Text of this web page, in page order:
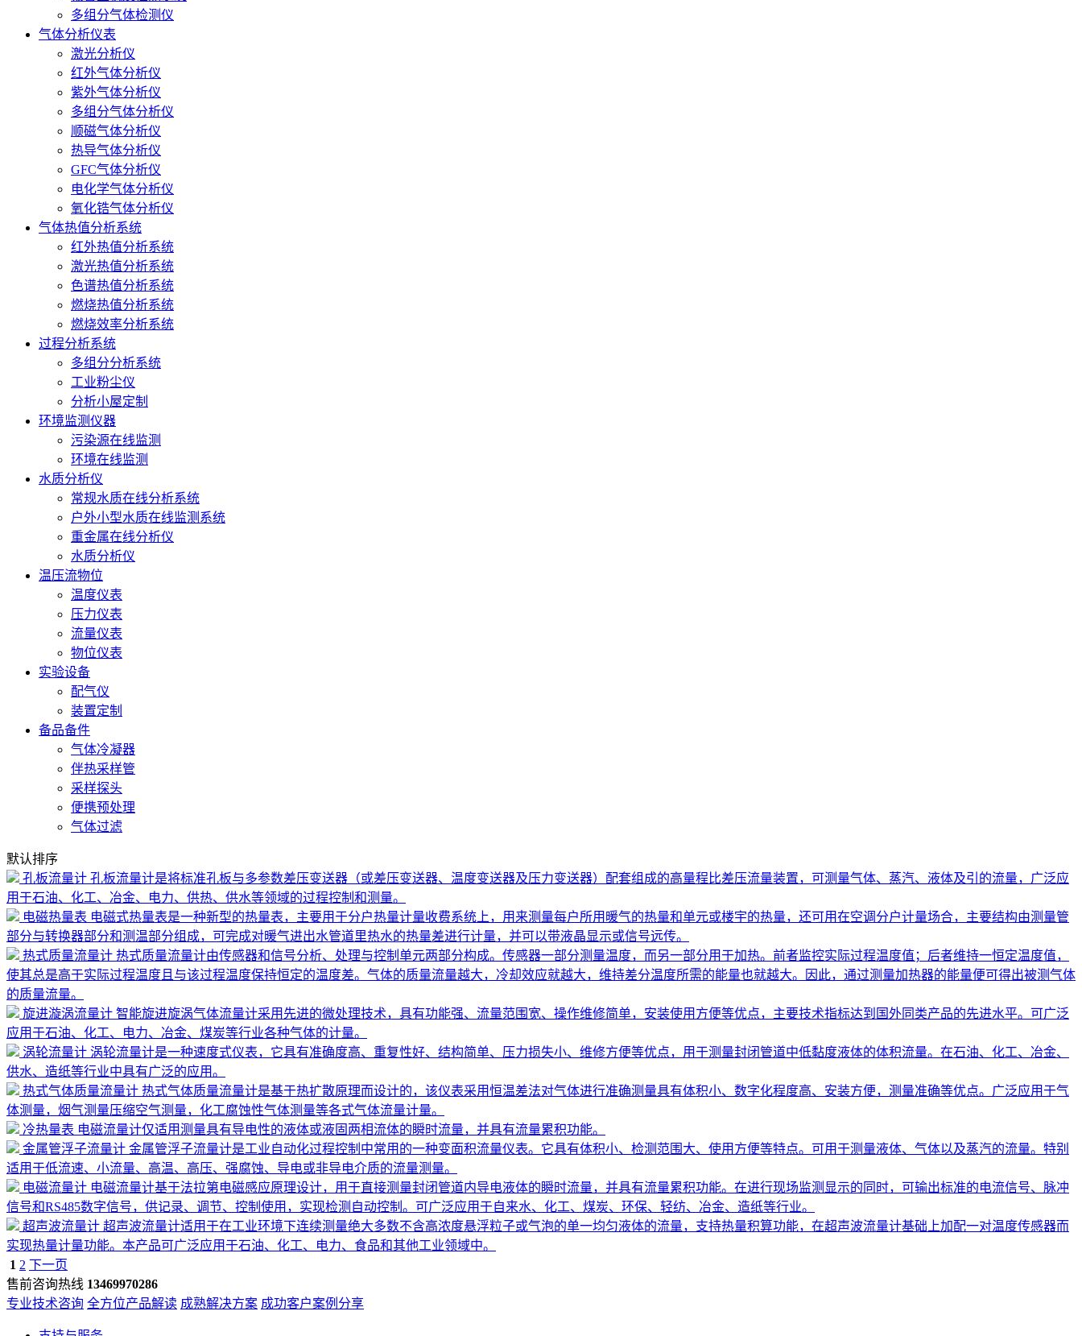
多组分气体检测仪
气体分析仪表
激光分析仪
红外气体分析仪
紫外气体分析仪
多组分气体分析仪
顺磁气体分析仪
热导气体分析仪
GFC气体分析仪
电化学气体分析仪
氧化锆气体分析仪
气体热值分析系统
红外热值分析系统
激光热值分析系统
色谱热值分析系统
燃烧热值分析系统
燃烧效率分析系统
过程分析系统
多组分分析系统
工业粉尘仪
分析小屋定制
环境监测仪器
污染源在线监测
环境在线监测
水质分析仪
常规水质在线分析系统
户外小型水质在线监测系统
重金属在线分析仪
水质分析仪
温压流物位
温度仪表
压力仪表
流量仪表
物位仪表
实验设备
配气仪
装置定制
备品备件
气体冷凝器
伴热采样管
采样探头
便携预处理
气体过滤
默认排序
孔板流量计 孔板流量计是将标准孔板与多参数差压变送器（或差压变送器、温度变送器及压力变送器）配套组成的高量程比差压流量装置，可测量气体、蒸汽、液体及引的流量，广泛应
用于石油、化工、冶金、电力、供热、供水等领域的过程控制和测量。
电磁热量表 电磁式热量表是一种新型的热量表，主要用于分户热量计量收费系统上，用来测量每户所用暖气的热量和单元或楼宇的热量，还可用在空调分户计量场合，主要结构由测量管
部分与转换器部分和测温部分组成，可完成对暖气进出水管道里热水的热量差进行计量，并可以带液晶显示或信号远传。​
热式质量流量计 热式质量流量计由传感器和信号分析、处理与控制单元两部分构成。传感器一部分测量温度，而另一部分用于加热。前者监控实际过程温度值；后者维持一恒定温度值，
使其总是高于实际过程温度且与该过程温度保持恒定的温度差。气体的质量流量越大，冷却效应就越大，维持差分温度所需的能量也就越大。因此，通过测量加热器的能量便可得出被测气体
的质量流量。
旋进漩涡流量计 智能旋进旋涡气体流量计采用先进的微处理技术，具有功能强、流量范围宽、操作维修简单，安装使用方便等优点，主要技术指标达到国外同类产品的先进水平。可广泛
应用于石油、化工、电力、冶金、煤炭等行业各种气体的计量。​
涡轮流量计 涡轮流量计是一种速度式仪表，它具有准确度高、重复性好、结构简单、压力损失小、维修方便等优点，用于测量封闭管道中低黏度液体的体积流量。在石油、化工、冶金、
供水、造纸等行业中具有广泛的应用。
热式气体质量流量计 热式气体质量流量计是基于热扩散原理而设计的，该仪表采用恒温差法对气体进行准确测量具有体积小、数字化程度高、安装方便，测量准确等优点。广泛应用于气
体测量，烟气测量压缩空气测量，化工腐蚀性气体测量等各式气体流量计量。​
冷热量表 电磁流量计仅适用测量具有导电性的液体或液固两相流体的瞬时流量，并具有流量累积功能。
金属管浮子流量计 金属管浮子流量计是工业自动化过程控制中常用的一种变面积流量仪表。它具有体积小、检测范围大、使用方便等特点。可用于测量液体、气体以及蒸汽的流量。特别
适用于低流速、小流量、高温、高压、强腐蚀、导电或非导电介质的流量测量。
电磁流量计 电磁流量计基于法拉第电磁感应原理设计，用于直接测量封闭管道内导电液体的瞬时流量，并具有流量累积功能。在进行现场监测显示的同时，可输出标准的电流信号、脉冲
信号和RS485数字信号，供记录、调节、控制使用，实现检测自动控制。可广泛应用于自来水、化工、煤炭、环保、轻纺、冶金、造纸等行业。
超声波流量计 超声波流量计适用于在工业环境下连续测量绝大多数不含高浓度悬浮粒子或气泡的单一均匀液体的流量，支持热量积算功能，在超声波流量计基础上加配一对温度传感器而
实现热量计量功能。本产品可广泛应用于石油、化工、电力、食品和其他工业领域中。​
1 2 下一页
售前咨询热线 13469970286
专业技术咨询 全方位产品解读 成熟解决方案 成功客户案例分享